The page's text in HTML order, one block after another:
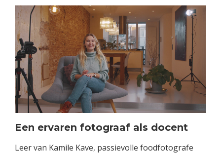
Een ervaren fotograaf als docent
Leer van Kamile Kave, passievolle foodfotografe